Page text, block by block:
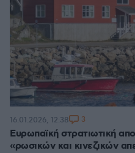
Ευρωπαϊκή στρατιωτική
«ρωσικών και κινεζικών
16.01.2026, 12:38 3